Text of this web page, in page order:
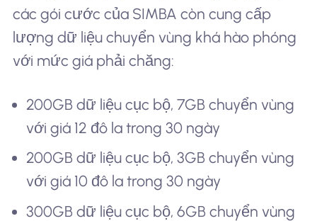
các gói cước của SIMBA còn cung cấp
lượng dữ liệu chuyển vùng khá hào phóng
với mức giá phải chăng:
200GB dữ liệu cục bộ, 7GB chuyển vùng
với giá 12 đô la trong 30 ngày
200GB dữ liệu cục bộ, 3GB chuyển vùng
với giá 10 đô la trong 30 ngày
300GB dữ liệu cục bộ, 6GB chuyển vùng